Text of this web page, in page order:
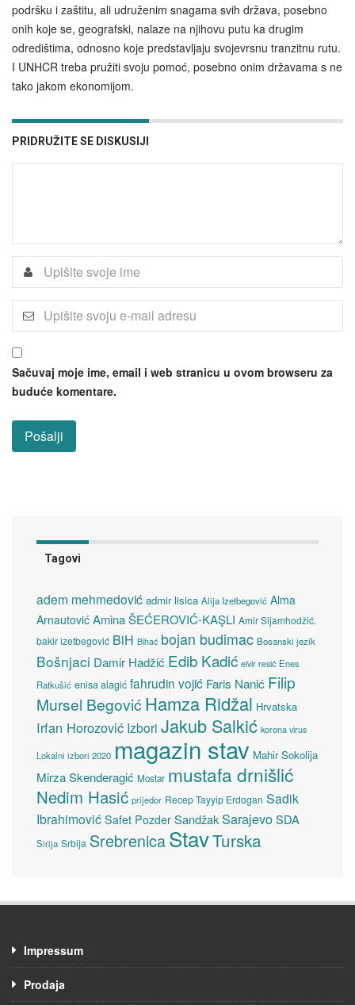
podršku i zaštitu, ali udruženim snagama svih država, posebno
onih koje se, geografski, nalaze na njihovu putu ka drugim
odredištima, odnosno koje predstavljaju svojevrsnu tranzitnu rutu.
I UNHCR treba pružiti svoju pomoć, posebno onim državama s ne
tako jakom ekonomijom.
PRIDRUŽITE SE DISKUSIJI
Sačuvaj moje ime, email i web stranicu u ovom browseru za
buduće komentare.
Tagovi
adem mehmedović admir lisica Alija Izetbegović Alma
Arnautović Amina ŠEĆEROVIĆ-KAŞLI Amir Sijamhodžić.
bakir izetbegović BiH Bihać bojan budimac Bosanski jezik
Bošnjaci Damir Hadžić Edib Kadić elvir resić Enes
Ratkušić enisa alagić fahrudin vojić Faris Nanić Filip
Mursel Begović Hamza Ridžal Hrvatska
Irfan Horozović Izbori Jakub Salkić korona virus
Lokalni izbori 2020 magazin stav Mahir Sokolija
Mirza Skenderagić Mostar mustafa drnišlić
Nedim Hasić prijedor Recep Tayyip Erdogan Sadik
Ibrahimović Safet Pozder SandžakSarajevoSDA
Sirija Srbija SrebrenicaStavTurska
Impressum
Prodaja